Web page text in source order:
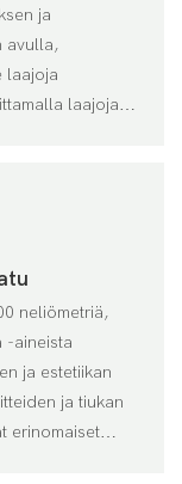
ja
avulla,
laajoja
laajoja
jotka
neliömetriä,
-aineista
ja estetiikan
ja tiukan
erinomaiset